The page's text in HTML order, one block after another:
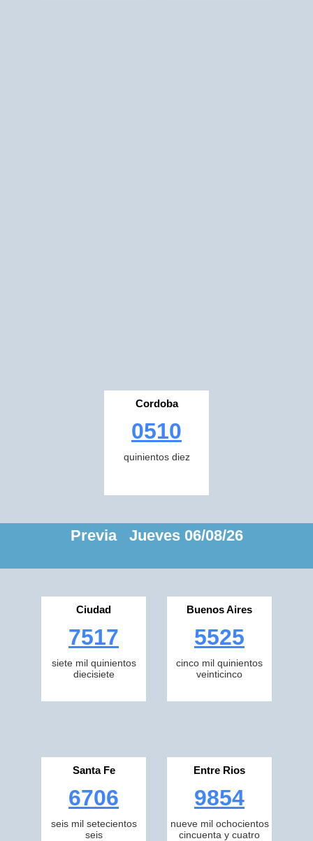
Cordoba
0510
quinientos diez
Previa Jueves 06/08/26
Ciudad
7517
siete mil quinientos
diecisiete
Buenos Aires
5525
cinco mil quinientos
veinticinco
Santa Fe
6706
seis mil setecientos
seis
Entre Rios
9854
nueve mil ochocientos
cincuenta y cuatro